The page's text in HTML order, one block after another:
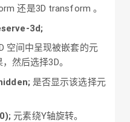
还是3D transform 。
3d;
空间中呈现被嵌套的元
然后选择3D。
是否显示该选择元
元素绕Y轴旋转。